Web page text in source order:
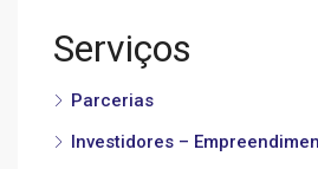
Serviços
Parcerias
Investidores –